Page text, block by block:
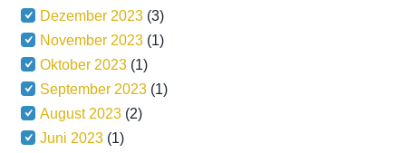
Dezember 2023 (3)
November 2023 (1)
Oktober 2023 (1)
September 2023 (1)
August 2023 (2)
Juni 2023 (1)